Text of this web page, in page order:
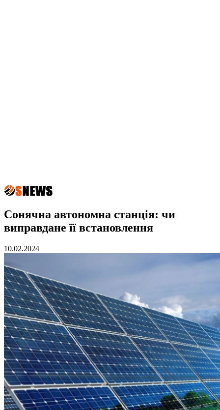
Сонячна автономна станція: чи
виправдане її встановлення
10.02.2024